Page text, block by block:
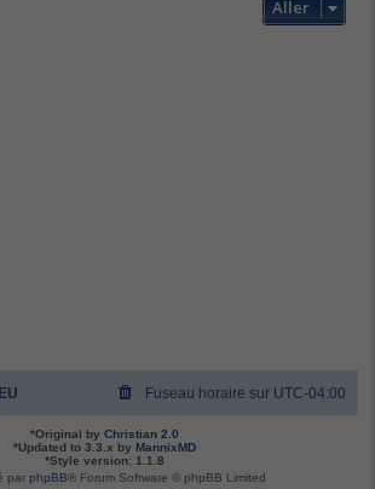
Aller
Fuseau horaire sur UTC-04:00
*Original by Christian 2.0
*Updated to 3.3.x by MannixMD
*Style version: 1.1.8
par phpBB® Forum Software © phpBB Limited